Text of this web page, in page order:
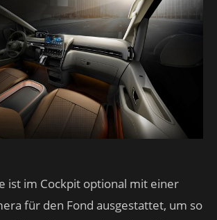
ist im Cockpit optional mit einer
für den Fond ausgestattet, um so